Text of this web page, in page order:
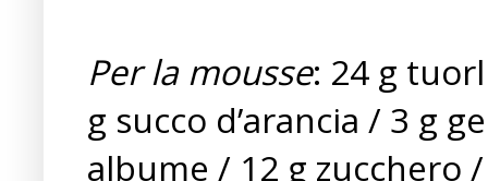
Per la mousse: 24 g
g succo d’arancia / 3 g
albume / 12 g zucchero